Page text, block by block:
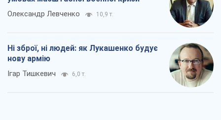
Олександр Левченко 10,9 т.
Ні зброї, ні людей: як Лукашенко будує
нову армію
Ігар Тишкевич 6,0 т.